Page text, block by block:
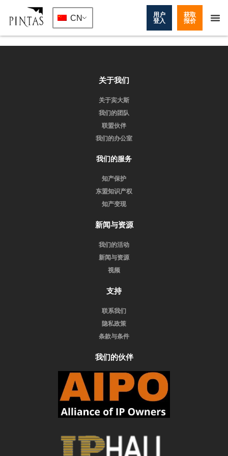
CN
用户
登入
获取
报价
关于我们
关于宾大斯
我们的团队
联盟伙伴
我们的办公室
我们的服务
知产保护
东盟知识产权
知产变现
新闻与资源
我们的活动
新闻与资源
视频
支持
联系我们
隐私政策
条款与条件
我们的伙伴